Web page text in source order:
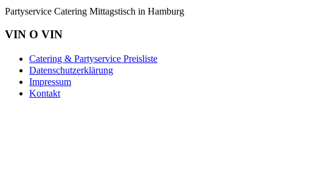
Partyservice Catering Mittagstisch in Hamburg
VIN O VIN
Catering & Partyservice Preisliste
Datenschutzerklärung
Impressum
Kontakt